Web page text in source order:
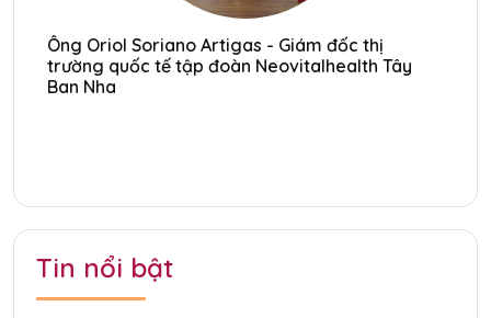
Ông Oriol Soriano Artigas - Giám đốc thị
trường quốc tế tập đoàn Neovitalhealth Tây
Ban Nha
Tin nổi bật